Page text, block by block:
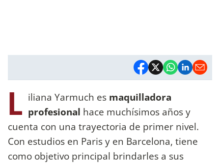
L iliana Yarmuch es maquilladora
profesional hace muchísimos años y
cuenta con una trayectoria de primer nivel.
Con estudios en Paris y en Barcelona, tiene
como objetivo principal brindarles a sus